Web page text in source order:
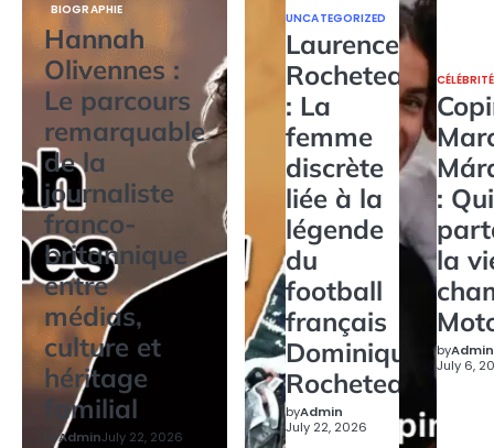
BIOGRAPHIE
Hannah
Olivennes :
Le parcours
remarquable
de la
journaliste
franco-
britannique
entre
médias,
culture et
héritage
familial
byAdminJuly 22, 2026
UNCATEGORIZED
Laurence
Rocheteau
: La
femme
discrète
liée à la
légende
du
football
français
Dominique
Rocheteau
byAdmin
July 22, 2026
: Qui
la
byAdmin
July 6,